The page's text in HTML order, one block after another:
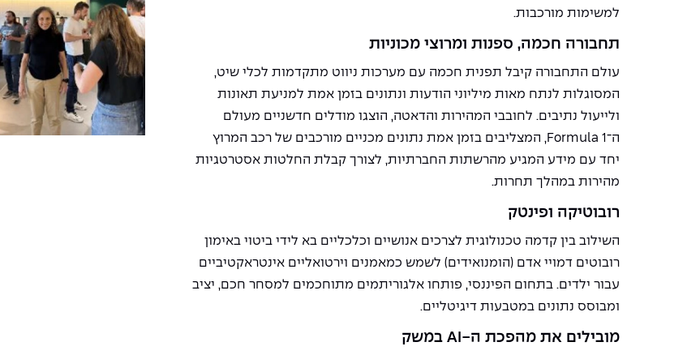
למשימות מורכבות.
תחבורה חכמה, ספנות ומרוצי מכוניות
עולם התחבורה קיבל תפנית חכמה עם מערכות ניווט מתקדמות לכלי שיט,
המסוגלות לנתח מאות מיליוני הודעות ונתונים בזמן אמת למניעת תאונות
ולייעול נתיבים. לחובבי המהירות והדאטה, הוצגו מודלים חדשניים מעולם
ה־Formula 1, המצליבים בזמן אמת נתונים מכניים מורכבים של רכב המרוץ
יחד עם מידע המגיע מהרשתות החברתיות, לצורך קבלת החלטות אסטרטגיות
מהירות במהלך תחרות.
רובוטיקה ופינטק
השילוב בין קדמה טכנולוגית לצרכים אנושיים וכלכליים בא לידי ביטוי באימון
רובוטים דמויי אדם (הומנואידים) לשמש כמאמנים וירטואליים אינטראקטיביים
עבור ילדים. בתחום הפיננסי, פותחו אלגוריתמים מתוחכמים למסחר חכם, יציב
ומבוסס נתונים במטבעות דיגיטליים.
מובילים את מהפכת ה-AI במשק